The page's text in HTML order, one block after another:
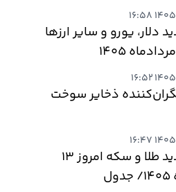
۱۶:۵۸
دلار، یورو و سایر ارزها
۱۶:۵۲
ذخایر سوخت
۱۶:۴۷
قیمت جدید طلا و سکه امروز ۱۳